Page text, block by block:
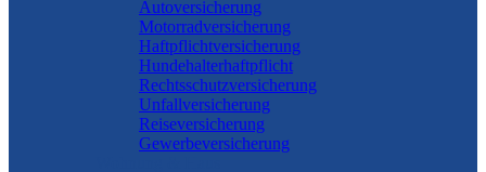
Autoversicherung
Motorradversicherung
Haftpflichtversicherung
Hundehalterhaftpflicht
Rechtsschutzversicherung
Unfallversicherung
Reiseversicherung
Gewerbeversicherung